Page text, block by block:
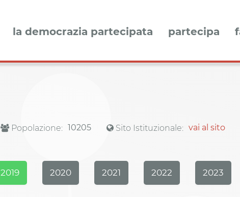
la democrazia partecipata partecipa
Popolazione: 10205 Sito Istituzionale: vai al sito
2019 2020 2021 2022 2023